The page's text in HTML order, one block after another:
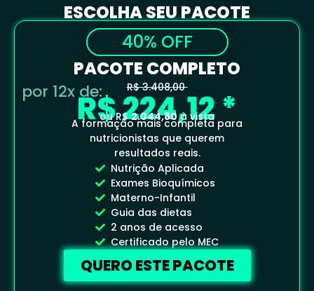
ESCOLHA SEU PACOTE
40% OFF
PACOTE COMPLETO
R$ 3.408,00
por 12x de:R$ 224,12 *
ou R$2.044,80à vista
A formação mais completa para
nutricionistas que querem
resultados reais.
Nutrição Aplicada
Exames Bioquímicos
Materno-Infantil
Guia das dietas
2 anos de acesso
Certificado pelo MEC
QUERO ESTE PACOTE